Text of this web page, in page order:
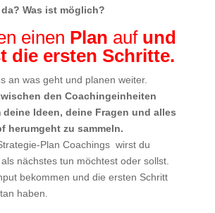
Was ist möglich?
einen Plan aufund
die ersten Schritte.
an was geht und planen weiter.
wischen den Coachingeinheiten
Ideen, deine Fragen und alles
herumgeht zu sammeln.
Plan Coachings wirst du
nächstes tun möchtest oder sollst.
bekommen und die ersten Schritt
haben.